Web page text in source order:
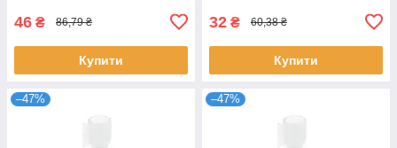
46 ₴ 86,79 ₴
Купити
32 ₴ 60,38 ₴
Купити
–47% –47%